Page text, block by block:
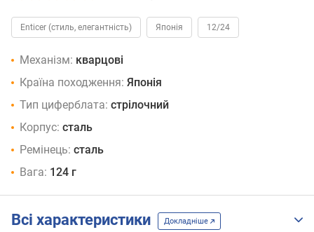
Enticer (стиль, елегантність) Японія 12/24
Механізм: кварцові
Країна походження: Японія
Тип циферблата: стрілочний
Корпус: сталь
Ремінець: сталь
Вага: 124 г
Всі характеристики Докладніше